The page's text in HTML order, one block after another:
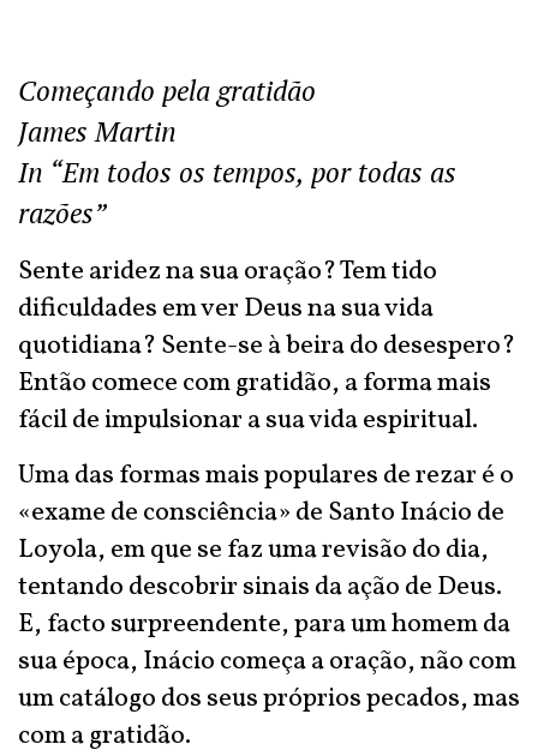
Começando pela gratidão
James Martin
In “Em todos os tempos, por todas as
razões”
Sente aridez na sua oração? Tem tido
dificuldades em ver Deus na sua vida
quotidiana? Sente-se à beira do desespero?
Então comece com gratidão, a forma mais
fácil de impulsionar a sua vida espiritual.
Uma das formas mais populares de rezar é o
«exame de consciência» de Santo Inácio de
Loyola, em que se faz uma revisão do dia,
tentando descobrir sinais da ação de Deus.
E, facto surpreendente, para um homem da
sua época, Inácio começa a oração, não com
um catálogo dos seus próprios pecados, mas
com a gratidão.